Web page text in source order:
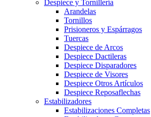
Despiece y Tornillería
Arandelas
Tornillos
Prisioneros y Espárragos
Tuercas
Despiece de Arcos
Despiece Dactileras
Despiece Disparadores
Despiece de Visores
Despiece Otros Artículos
Despiece Reposaflechas
Estabilizadores
Estabilizaciones Completas